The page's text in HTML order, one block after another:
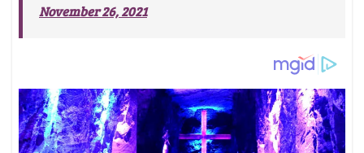
November 26, 2021